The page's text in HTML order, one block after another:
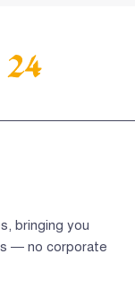
bringing you
— no corporate